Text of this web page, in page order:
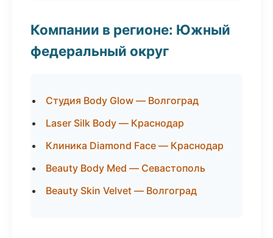
Компании в регионе: Южный
федеральный округ
Студия Body Glow — Волгоград
Laser Silk Body — Краснодар
Клиника Diamond Face — Краснодар
Beauty Body Med — Севастополь
Beauty Skin Velvet — Волгоград